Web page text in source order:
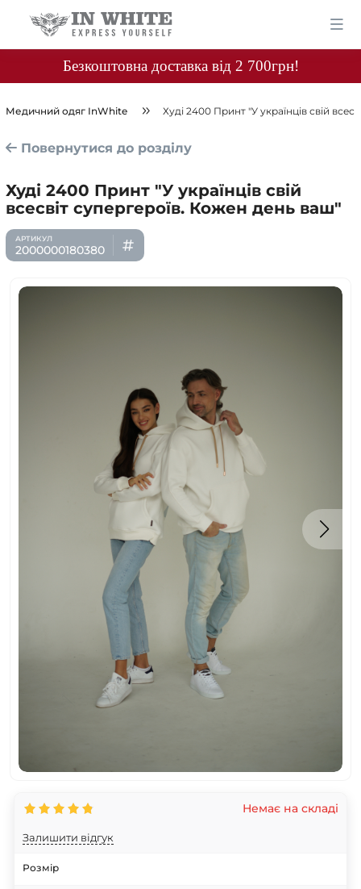
Безкоштовна доставка від 2 700грн!
Медичний одяг InWhite Худі 2400 Принт "У українців свій
Повернутися до розділу
Худі 2400 Принт "У українців свій
всесвіт супергероїв. Кожен день ваш"
2000000180380
Залишити відгук
Немає на складі
Розмір